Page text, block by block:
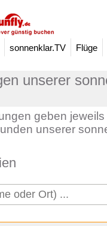
sonnenklar.TV Flüge
unserer
geben
unserer